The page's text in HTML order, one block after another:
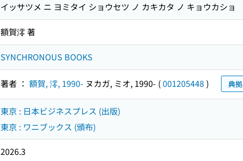
イッサツメ ニ ヨミタイ ショウセツ ノ カキカタ ノ キョウカショ
額賀澪 著
SYNCHRONOUS BOOKS
著者 ： 額賀, 澪, 1990- ヌカガ, ミオ, 1990- (001205448 ) 典拠
東京 : 日本ビジネスプレス (出版)
東京 : ワニブックス (頒布)
2026.3